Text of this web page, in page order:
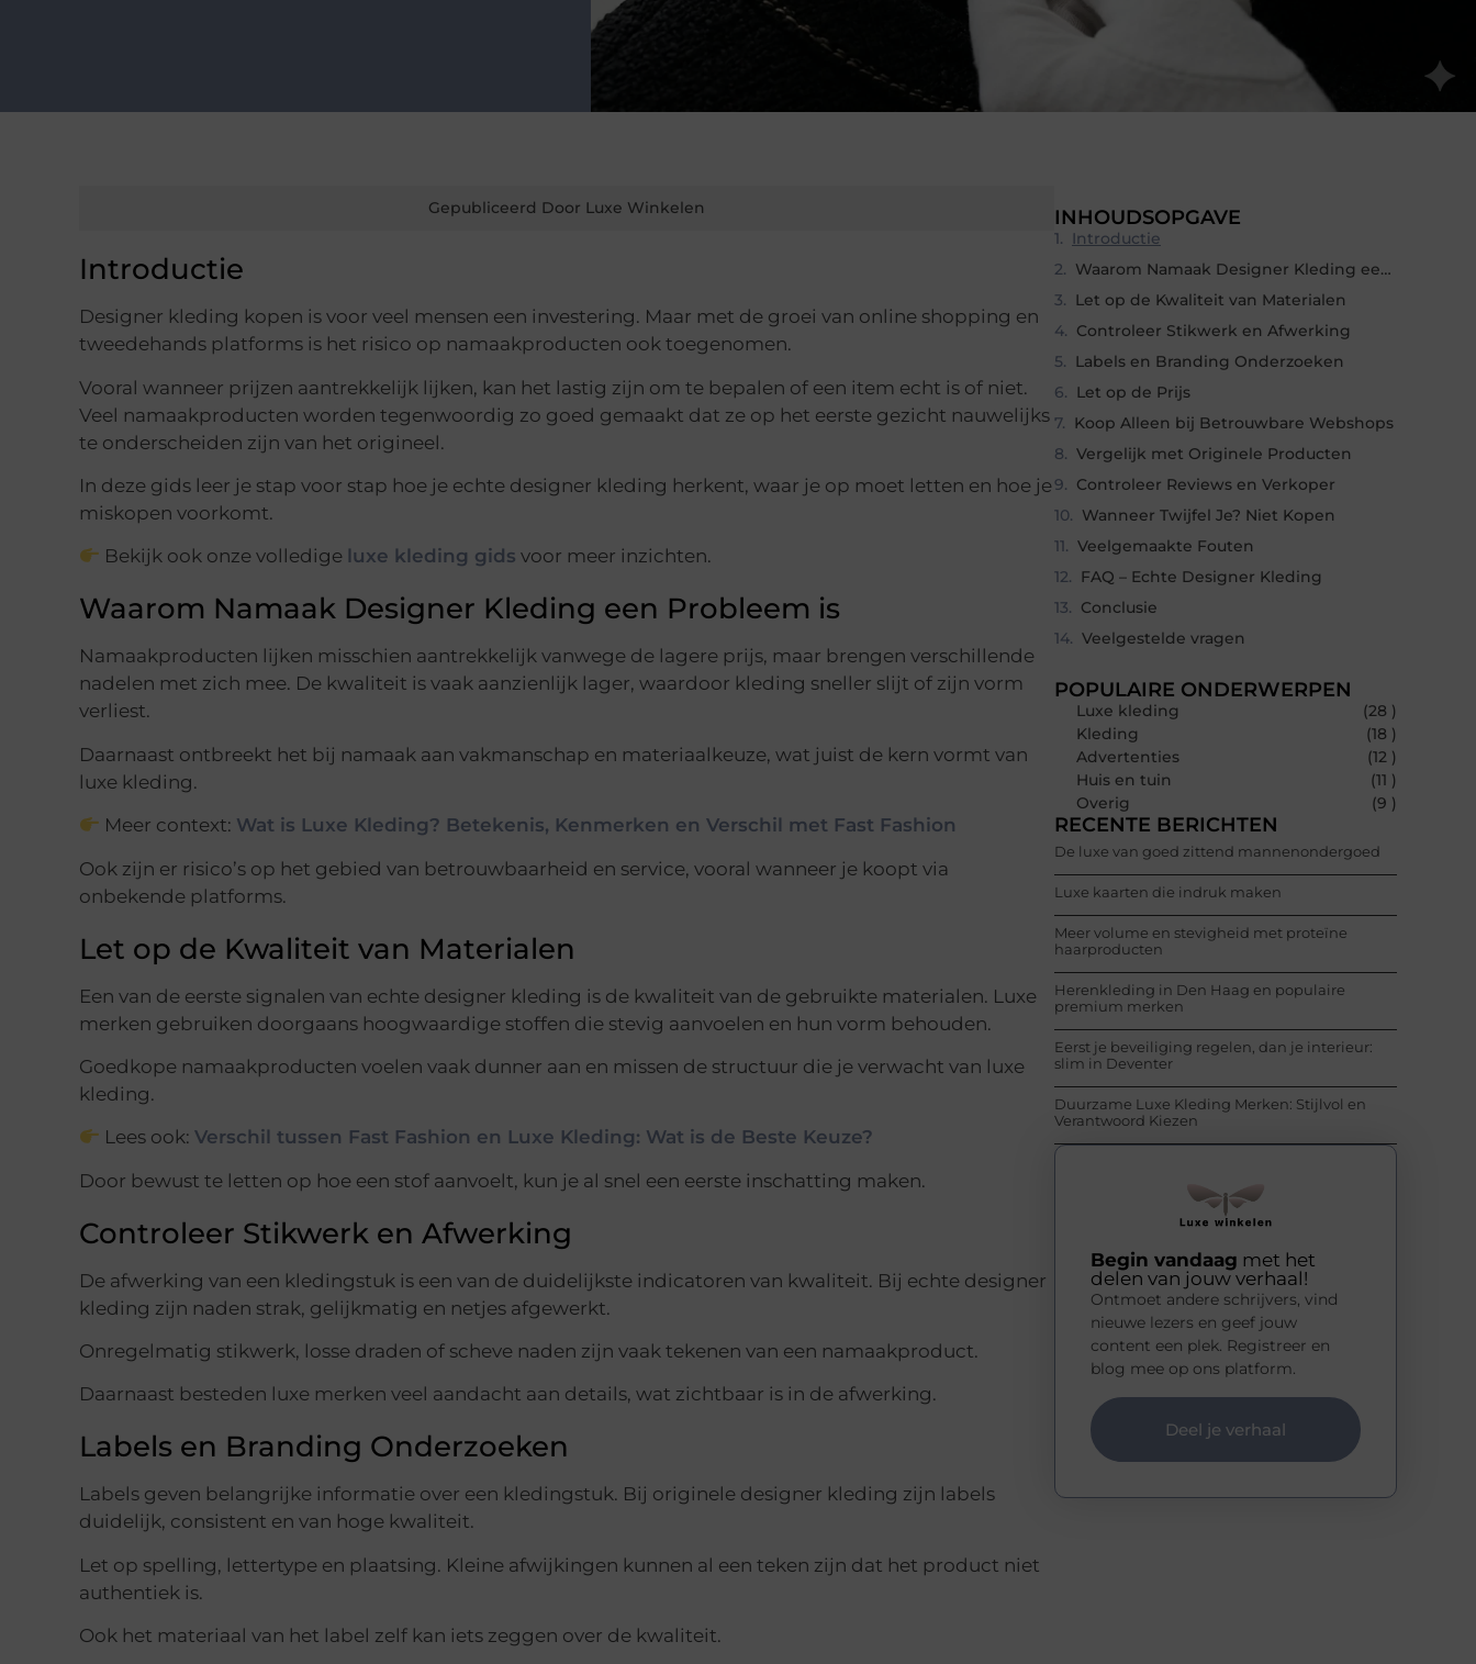
Gepubliceerd Door Luxe Winkelen
Introductie
Designer kleding kopen is voor veel mensen een investering. Maar met de groei van online shopping en
tweedehands platforms is het risico op namaakproducten ook toegenomen.
Vooral wanneer prijzen aantrekkelijk lijken, kan het lastig zijn om te bepalen of een item echt is of niet.
Veel namaakproducten worden tegenwoordig zo goed gemaakt dat ze op het eerste gezicht nauwelijks
te onderscheiden zijn van het origineel.
In deze gids leer je stap voor stap hoe je echte designer kleding herkent, waar je op moet letten en hoe je
miskopen voorkomt.
Bekijk ook onze volledige luxe kleding gids voor meer inzichten.
Waarom Namaak Designer Kleding een Probleem is
Namaakproducten lijken misschien aantrekkelijk vanwege de lagere prijs, maar brengen verschillende
nadelen met zich mee. De kwaliteit is vaak aanzienlijk lager, waardoor kleding sneller slijt of zijn vorm
verliest.
Daarnaast ontbreekt het bij namaak aan vakmanschap en materiaalkeuze, wat juist de kern vormt van
luxe kleding.
Meer context: Wat is Luxe Kleding? Betekenis, Kenmerken en Verschil met Fast Fashion
Ook zijn er risico’s op het gebied van betrouwbaarheid en service, vooral wanneer je koopt via
onbekende platforms.
Let op de Kwaliteit van Materialen
Een van de eerste signalen van echte designer kleding is de kwaliteit van de gebruikte materialen. Luxe
merken gebruiken doorgaans hoogwaardige stoffen die stevig aanvoelen en hun vorm behouden.
Goedkope namaakproducten voelen vaak dunner aan en missen de structuur die je verwacht van luxe
kleding.
Lees ook:Verschil tussen Fast Fashion en Luxe Kleding: Wat is de Beste Keuze?
Door bewust te letten op hoe een stof aanvoelt, kun je al snel een eerste inschatting maken.
Controleer Stikwerk en Afwerking
De afwerking van een kledingstuk is een van de duidelijkste indicatoren van kwaliteit. Bij echte designer
kleding zijn naden strak, gelijkmatig en netjes afgewerkt.
Onregelmatig stikwerk, losse draden of scheve naden zijn vaak tekenen van een namaakproduct.
Daarnaast besteden luxe merken veel aandacht aan details, wat zichtbaar is in de afwerking.
Labels en Branding Onderzoeken
Labels geven belangrijke informatie over een kledingstuk. Bij originele designer kleding zijn labels
duidelijk, consistent en van hoge kwaliteit.
Let op spelling, lettertype en plaatsing. Kleine afwijkingen kunnen al een teken zijn dat het product niet
authentiek is.
Ook het materiaal van het label zelf kan iets zeggen over de kwaliteit.
INHOUDSOPGAVE
Introductie
Waarom Namaak Designer Kleding een Probleem is
Let op de Kwaliteit van Materialen
Controleer Stikwerk en Afwerking
Labels en Branding Onderzoeken
Let op de Prijs
Koop Alleen bij Betrouwbare Webshops
Vergelijk met Originele Producten
Controleer Reviews en Verkoper
Wanneer Twijfel Je? Niet Kopen
Veelgemaakte Fouten
FAQ – Echte Designer Kleding
Conclusie
Veelgestelde vragen
POPULAIRE ONDERWERPEN
Luxe kleding
(28 )
Kleding
(18 )
Advertenties
(12 )
Huis en tuin
(11 )
Overig
(9 )
RECENTE BERICHTEN
De luxe van goed zittend mannenondergoed
Luxe kaarten die indruk maken
Meer volume en stevigheid met proteïne
haarproducten
Herenkleding in Den Haag en populaire
premium merken
Eerst je beveiliging regelen, dan je interieur:
slim in Deventer
Duurzame Luxe Kleding Merken: Stijlvol en
Verantwoord Kiezen
Begin vandaag met het
delen van jouw verhaal!
Ontmoet andere schrijvers, vind
nieuwe lezers en geef jouw
content een plek. Registreer en
blog mee op ons platform.
Deel je verhaal